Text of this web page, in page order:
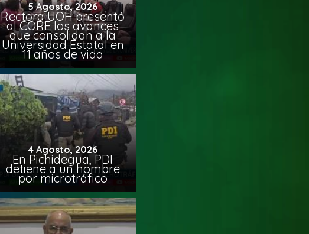
5 Agosto, 2026
Rectora UOH presentó
al CORE los avances
que consolidan a la
Universidad Estatal en
11 años de vida
4 Agosto, 2026
En Pichidegua, PDI
detiene a un hombre
por microtráfico